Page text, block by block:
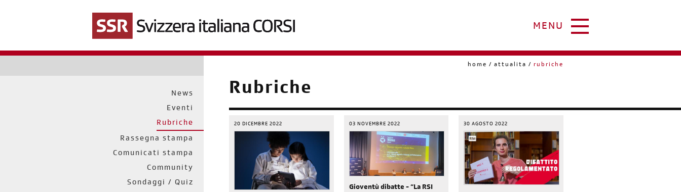
MENU
News
Eventi
Rubriche
Rassegna stampa
Comunicati stampa
Community
Sondaggi / Quiz
di
home attualita rubriche
Rubriche
20 DICEMBRE 2022 03 NOVEMBRE 2022
Gioventù dibatte - “La RSI
30 AGOSTO 2022